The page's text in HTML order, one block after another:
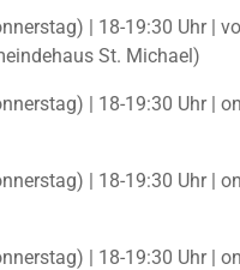
| 18-19:30 Uhr |
St. Michael)
| 18-19:30 Uhr |
| 18-19:30 Uhr |
| 18-19:30 Uhr |